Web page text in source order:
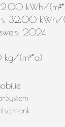
kWh/
32.00 kWh/
2024
kg/(m²*a)
System